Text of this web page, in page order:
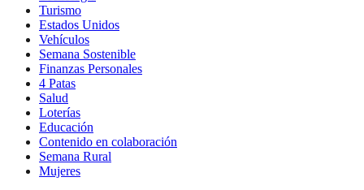
Turismo
Estados Unidos
Vehículos
Semana Sostenible
Finanzas Personales
4 Patas
Salud
Loterías
Educación
Contenido en colaboración
Semana Rural
Mujeres